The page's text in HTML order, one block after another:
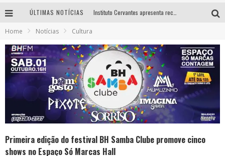
ÚLTIMAS NOTÍCIAS
Home Notícias Cultura
Primeira edição do festival BH Samba Clube promove cinco
shows no Espaço Só Marcas Hall